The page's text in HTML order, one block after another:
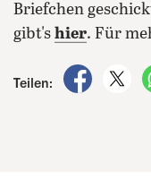
Briefchen
gibt's hier. Für
Teilen:
auf